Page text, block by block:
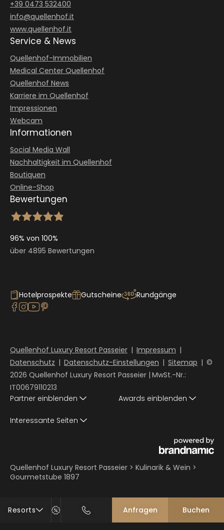
Resorts Anfragen Buchen
+39 0473 532400
info@quellenhof.it
www.quellenhof.it
Service & News
Quellenhof-Immobilien
Medical Center Quellenhof
Quellenhof News
Karriere im Quellenhof
Impressionen
Webcam
Informationen
Social Media Wall
Nachhaltigkeit im Quellenhof
Boutiquen
Online-Shop
Bewertungen
96% von 100%
über 4895 Bewertungen
Hotelprospekte Gutscheine Rundgänge
Quellenhof Luxury Resort Passeier | Impressum |
Datenschutz | Datenschutz-Einstellungen | Sitemap | ©
2026 Quellenhof Luxury Resort Passeier | MwSt.-Nr.:
IT00679110213
Partner einblenden
Awards einblenden
Interessante Seiten
Quellenhof Luxury Resort Passeier > Kulinarik & Wein >
Gourmetstube 1897